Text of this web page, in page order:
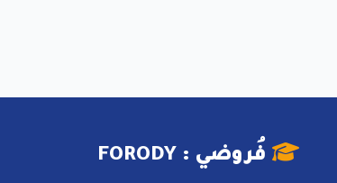
فُروضي : FORODY